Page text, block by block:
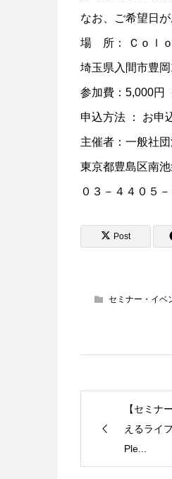
なお、ご希望日
場 所： Ｃｏｌ
埼玉県入間市豊岡
参加費：5,000円
申込方法 ： お申
主催者：一般社
東京都豊島区南
０３－４４０５
Post
セミナー・イベ
【セミナ
えるライ
Ple...